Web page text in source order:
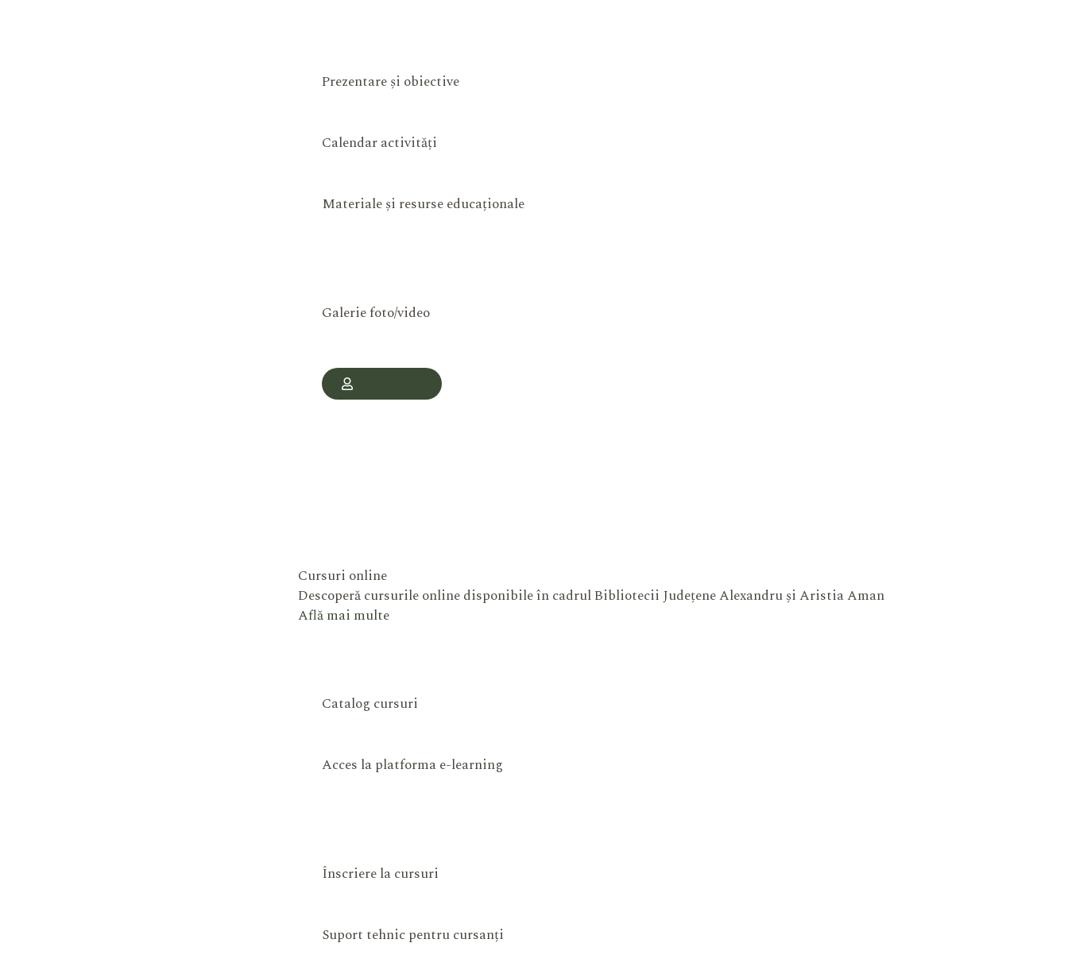
Prezentare și obiective
Calendar activități
Materiale și resurse educaționale
Galerie foto/video
Cursuri online
Descoperă cursurile online disponibile în cadrul Bibliotecii Județene Alexandru și Aristia Aman
Află mai multe
Catalog cursuri
Acces la platforma e-learning
Înscriere la cursuri
Suport tehnic pentru cursanți